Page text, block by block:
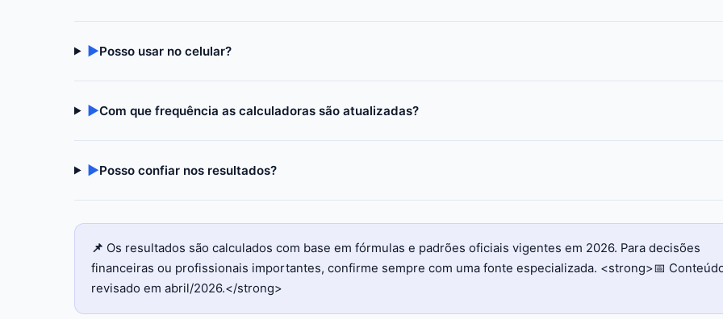
▶Posso usar no celular?
▶Com que frequência as calculadoras são atualizadas?
▶Posso confiar nos resultados?
📌 Os resultados são calculados com base em fórmulas e padrões oficiais vigentes em 2026. Para decisões
financeiras ou profissionais importantes, confirme sempre com uma fonte especializada. <strong>📅
revisado em abril/2026.</strong>